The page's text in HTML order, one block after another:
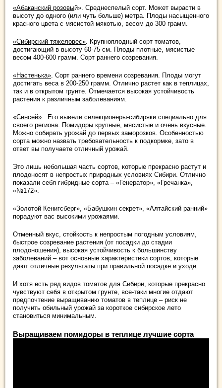
«Абаканский розовый». Среднеспелый сорт. Может вырасти в
высоту до одного (или чуть больше) метра. Плоды насыщенного
красного цвета с мясистой мякотью, весом до 300 грамм.
«Сибирский тяжеловес». Крупноплодный сорт томатов,
достигающий в высоту 60-75 см. Плоды плотные, мясистые
весом 400-600 грамм. Сорт раннего созревания.
«Настенька». Сорт раннего времени созревания. Плоды могут
достигать веса в 200-250 грамм. Отлично растет как в теплицах,
так и в открытом грунте. Отмечается высокая устойчивость
растения к различным заболеваниям.
«Сенсей». Его вывели селекционеры-сибиряки специально для
своего региона. Помидоры крупные, мясистые и очень вкусные.
Можно собирать урожай до первых заморозков. Особенностью
сорта можно назвать требовательность к подкормке, зато в
ответ вы получаете отличный урожай.
Это лишь небольшая часть сортов, которые прекрасно растут и
плодоносят в непростых природных условиях Сибири. Отлично
показали себя гибридные сорта – «Генератор», «Гречанка»,
«№172».
«Золотой Кенигсберг», «Бабушкин секрет», «Алтайский ранний»
порадуют вас высокими урожаями.
Отменный вкус, стойкость к непростым погодным условиям,
быстрое созревание растения (от посадки до стадии
плодоношения), высокая устойчивость к большинству
заболеваний – вот основные характеристики сортов, которые
дают отличные результаты при правильной посадке и уходе.
И хотя есть ряд видов томатов для Сибири, которые прекрасно
чувствуют себя в открытом грунте, все-таки многие отдают
предпочтение выращиванию томатов в теплице – риск не
получить обильный урожай за короткое сибирское лето
становиться минимальным.
Выращиваем помидоры в теплице лучшие сорта